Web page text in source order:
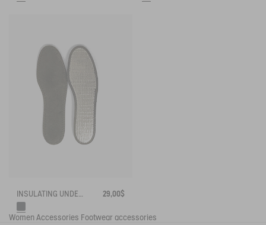
29,00$
Women Accessories Footwear accessories